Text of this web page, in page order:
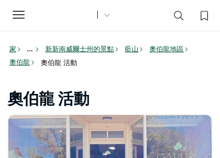
Toggle
navigation
家 ... 新新南威爾士州的景點 藍山
奧伯龍地區
奧伯龍
奧伯龍 活動
奧伯龍 活動